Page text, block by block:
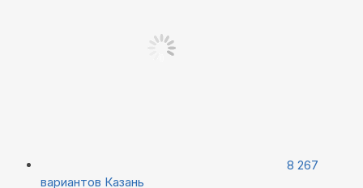
8 267
вариантов Казань